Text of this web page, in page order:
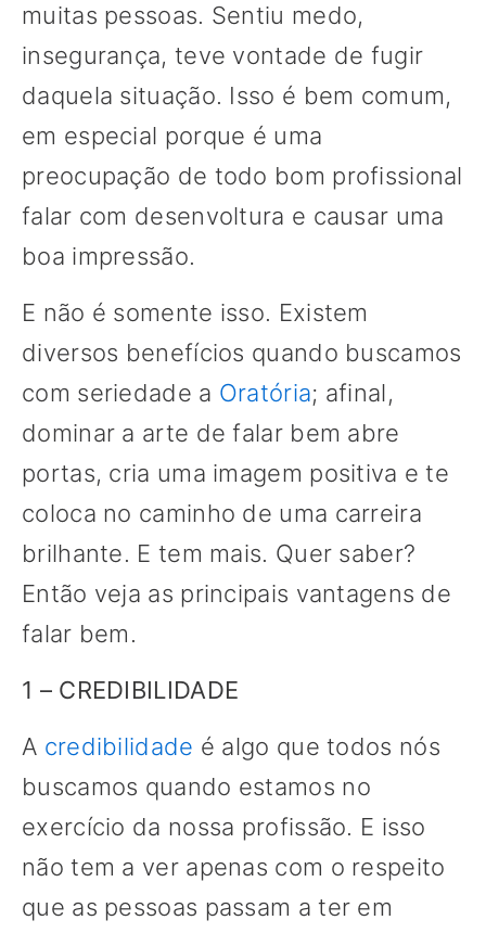
muitas pessoas. Sentiu medo,
insegurança, teve vontade de fugir
daquela situação. Isso é bem comum,
em especial porque é uma
preocupação de todo bom profissional
falar com desenvoltura e causar uma
boa impressão.
E não é somente isso. Existem
diversos benefícios quando buscamos
com seriedade a Oratória; afinal,
dominar a arte de falar bem abre
portas, cria uma imagem positiva e te
coloca no caminho de uma carreira
brilhante. E tem mais. Quer saber?
Então veja as principais vantagens de
falar bem.
1 – CREDIBILIDADE
A credibilidade é algo que todos nós
buscamos quando estamos no
exercício da nossa profissão. E isso
não tem a ver apenas com o respeito
que as pessoas passam a ter em